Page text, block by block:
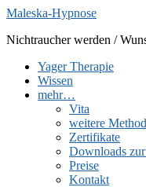
Zum
springen
Maleska-Hypnose
Nichtraucher werden /
Yager Therapie
Wissen
mehr…
Vita
weitere
Zertifikate
Downloads
Preise
Kontakt